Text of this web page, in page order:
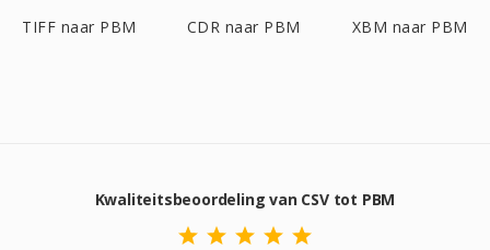
TIFF naar PBM CDR naar PBM XBM naar PBM
Kwaliteitsbeoordeling van CSV tot PBM